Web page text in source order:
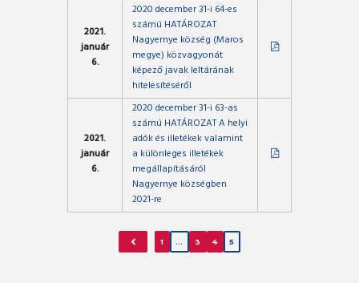
2021.
január
6.
2020 december 31-i 64-es
számú HATÁROZAT
Nagyernye község (Maros
megye) közvagyonát
képező javak leltárának
hitelesítéséről
2021.
január
6.
2020 december 31-i 63-as
számú HATÁROZAT A helyi
adók és illetékek valamint
a különleges illetékek
megállapításáról
Nagyernye községben
2021-re
1 3 4 5